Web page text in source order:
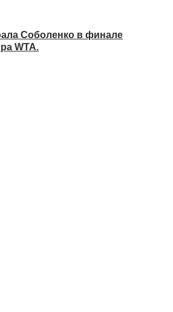
Соболенко в финале
WTA.